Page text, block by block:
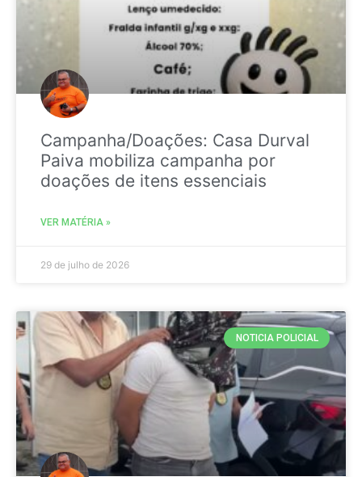
Campanha/Doações: Casa Durval
Paiva mobiliza campanha por
doações de itens essenciais
VER MATÉRIA »
29 de julho de 2026
NOTICIA POLICIAL